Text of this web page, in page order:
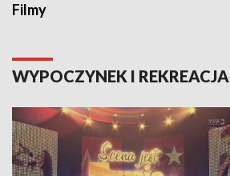
Filmy
WYPOCZYNEK I REKREACJA